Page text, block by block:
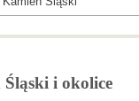
i okolice